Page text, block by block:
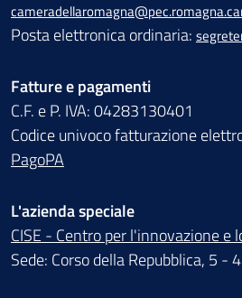
Posta elettronica ordinaria:
Fatture e pagamenti
C.F. e P. IVA: 04283130401
Codice univoco fatturazione
PagoPA
L'azienda speciale
CISE - Centro per l'innovazione e
Sede: Corso della Repubblica, 5 -